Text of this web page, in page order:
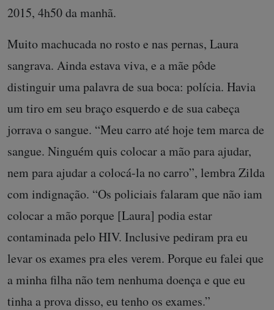
2015, 4h50 da manhã.
Muito machucada no rosto e nas pernas, Laura
sangrava. Ainda estava viva, e a mãe pôde
distinguir uma palavra de sua boca: polícia. Havia
um tiro em seu braço esquerdo e de sua cabeça
jorrava o sangue. “Meu carro até hoje tem marca de
sangue. Ninguém quis colocar a mão para ajudar,
nem para ajudar a colocá-la no carro”, lembra Zilda
com indignação. “Os policiais falaram que não iam
colocar a mão porque [Laura] podia estar
contaminada pelo HIV. Inclusive pediram pra eu
levar os exames pra eles verem. Porque eu falei que
a minha filha não tem nenhuma doença e que eu
tinha a prova disso, eu tenho os exames.”